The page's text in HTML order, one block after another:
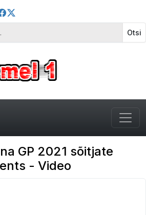
Otsi
GP 2021 sõitjate
- Video